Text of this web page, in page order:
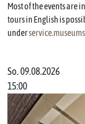
Most of the events are
tours in English is
under
So. 09.08.2026
15:00